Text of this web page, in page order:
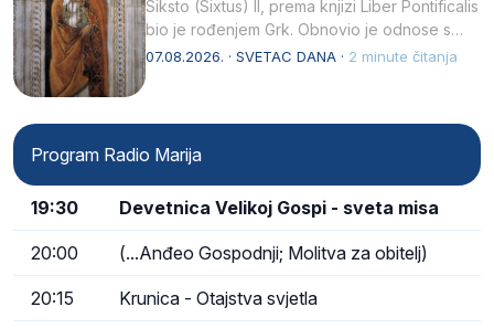
Siksto (Sixtus) II, prema knjizi Liber Pontificalis
bio je rođenjem Grk. Obnovio je odnose s
afričkim…
07.08.2026. · SVETAC DANA · 2 minute čitanja
Program Radio Marija
19:30 Devetnica Velikoj Gospi - sveta misa
20:00 (...Anđeo Gospodnji; Molitva za obitelj)
20:15 Krunica - Otajstva svjetla